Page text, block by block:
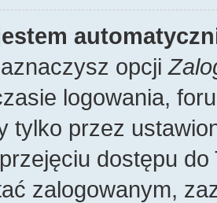
opcji
logowania,
tylko przez
dostępu
zalogowanym,